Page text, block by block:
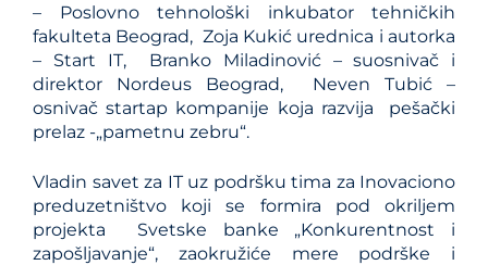
– Poslovno tehnološki inkubator tehničkih
fakulteta Beograd, Zoja Kukić urednica i autorka
– Start IT, Branko Miladinović – suosnivač i
direktor Nordeus Beograd, Neven Tubić –
osnivač startap kompanije koja razvija pešački
prelaz -„pametnu zebru“.
Vladin savet za IT uz podršku tima za Inovaciono
preduzetništvo koji se formira pod okriljem
projekta Svetske banke „Konkurentnost i
zapošljavanje“, zaokružiće mere podrške i